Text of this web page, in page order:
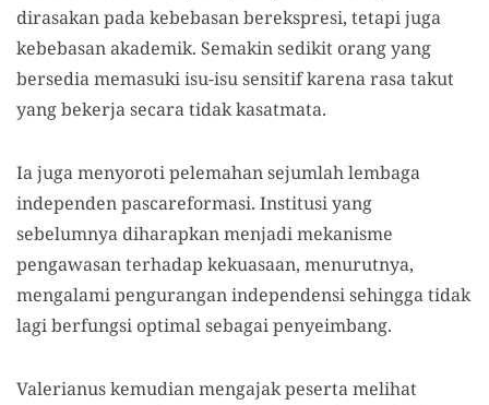
dirasakan pada kebebasan berekspresi, tetapi juga
kebebasan akademik. Semakin sedikit orang yang
bersedia memasuki isu-isu sensitif karena rasa takut
yang bekerja secara tidak kasatmata.
Ia juga menyoroti pelemahan sejumlah lembaga
independen pascareformasi. Institusi yang
sebelumnya diharapkan menjadi mekanisme
pengawasan terhadap kekuasaan, menurutnya,
mengalami pengurangan independensi sehingga tidak
lagi berfungsi optimal sebagai penyeimbang.
Valerianus kemudianmengajak peserta melihat